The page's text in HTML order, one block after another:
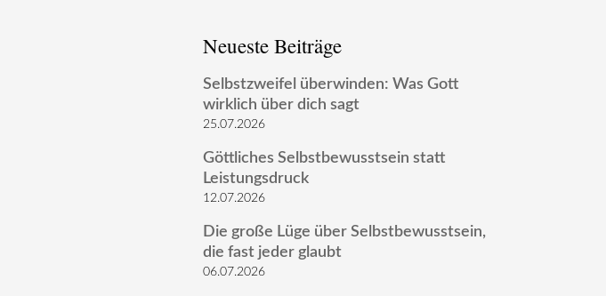
Neueste Beiträge
Selbstzweifel überwinden: Was Gott
wirklich über dich sagt
25.07.2026
Göttliches Selbstbewusstsein statt
Leistungsdruck
12.07.2026
Die große Lüge über Selbstbewusstsein,
die fast jeder glaubt
06.07.2026